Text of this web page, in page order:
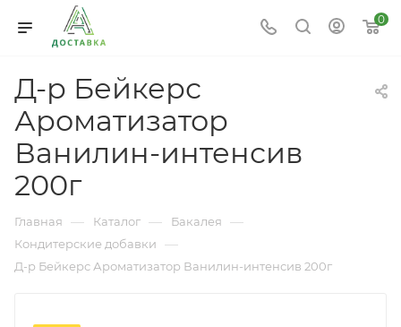
0
Д-р Бейкерс
Ароматизатор
Ванилин-интенсив
200г
Главная — Каталог — Бакалея —
Кондитерские добавки —
Д-р Бейкерс Ароматизатор Ванилин-интенсив 200г